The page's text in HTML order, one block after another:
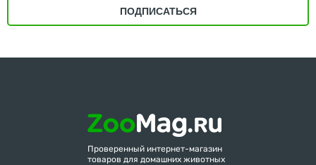
ПОДПИСАТЬСЯ
Проверенный интернет-магазин
товаров для домашних животных